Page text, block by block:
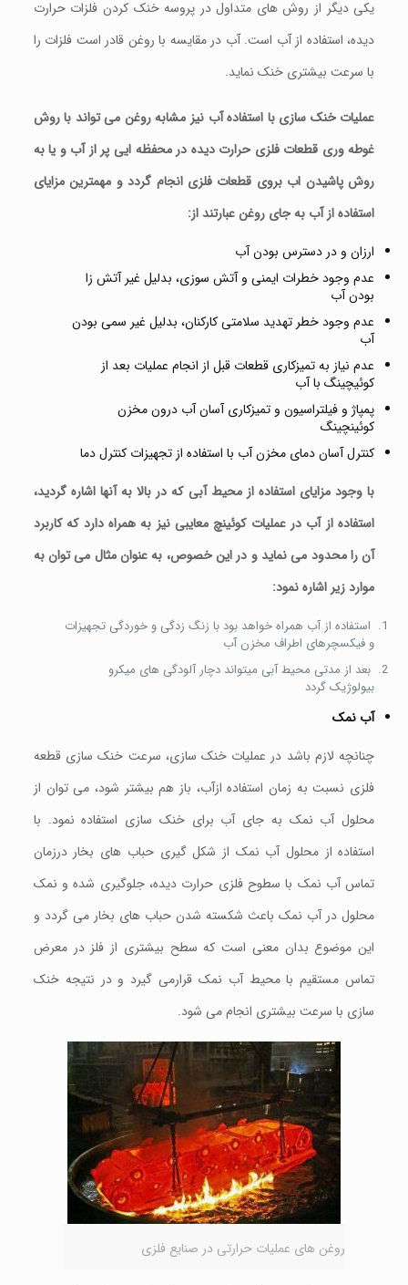
یکی دیگر از روش های متداول در پروسه خنک کردن فلزات حرارت
دیده، استفاده از آب است. آب در مقایسه با روغن قادر است فلزات را
با سرعت بیشتری خنک نماید.
عملیات خنک سازی با استفاده آب نیز مشابه روغن می تواند با روش
غوطه وری قطعات فلزی حرارت دیده در محفظه ایی پر از آب و یا به
روش پاشیدن اب بروی قطعات فلزی انجام گردد و مهمترین مزایای
استفاده از آب به جای روغن عبارتند از:
ارزان و در دسترس بودن آب
عدم وجود خطرات ایمنی و آتش سوزی، بدلیل غیر آتش زا
بودن آب
عدم وجود خطر تهدید سلامتی کارکنان، بدلیل غیر سمی بودن
آب
عدم نیاز به تمیزکاری قطعات قبل از انجام عملیات بعد از
کوئیچینگ با آب
پمپاژ و فیلتراسیون و تمیزکاری آسان آب درون مخزن
کوئینچینگ
کنترل آسان دمای مخزن آب با استفاده از تجهیزات کنترل دما
با وجود مزایای استفاده از محیط آبی که در بالا به آنها اشاره گردید،
استفاده از آب در عملیات کوئینچ معایبی نیز به همراه دارد که کاربرد
آن را محدود می نماید و در این خصوص، به عنوان مثال می توان به
موارد زیر اشاره نمود:
استفاده از آب همراه خواهد بود با زنگ زدگی و خوردگی تجهیزات
و فیکسچرهای اطراف مخزن آب
بعد از مدتی محیط آبی میتواند دچار آلودگی های میکرو
بیولوژیک گردد
آب نمک
چنانچه لازم باشد در عملیات خنک سازی، سرعت خنک سازی قطعه
فلزی نسبت به زمان استفاده ازآب، باز هم بیشتر شود، می توان از
محلول آب نمک به جای آب برای خنک سازی استفاده نمود. با
استفاده از محلول آب نمک از شکل گیری حباب های بخار درزمان
تماس آب نمک با سطوح فلزی حرارت دیده، جلوگیری شده و نمک
محلول در آب نمک باعث شکسته شدن حباب های بخار می گردد و
این موضوع بدان معنی است که سطح بیشتری از فلز در معرض
تماس مستقیم با محیط آب نمک قرارمی گیرد و در نتیجه خنک
سازی با سرعت بیشتری انجام می شود.
روغن های عملیات حرارتی در صنایع فلزی